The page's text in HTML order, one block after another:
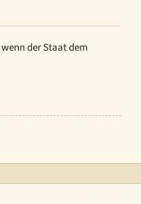
der Staat dem